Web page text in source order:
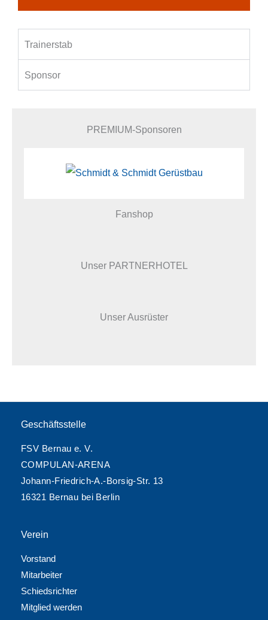
Trainerstab
Sponsor
PREMIUM-Sponsoren
Fanshop
Unser PARTNERHOTEL
Unser Ausrüster
Geschäftsstelle
FSV Bernau e. V.
COMPULAN-ARENA
Johann-Friedrich-A.-Borsig-Str. 13
16321 Bernau bei Berlin
Verein
Vorstand
Mitarbeiter
Schiedsrichter
Mitglied werden